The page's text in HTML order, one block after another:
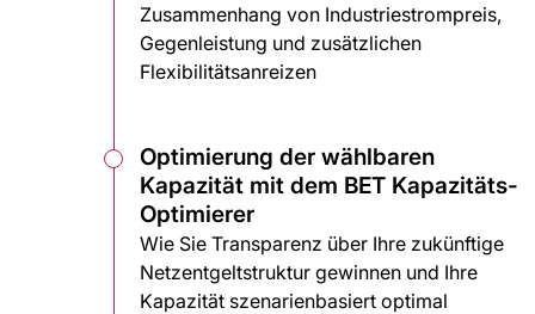
Zusammenhang von Industriestrompreis,
Gegenleistung und zusätzlichen
Flexibilitätsanreizen
Optimierung der wählbaren
Kapazität mit dem BET Kapazitäts-
Optimierer
Wie Sie Transparenz über Ihre zukünftige
Netzentgeltstruktur gewinnen und Ihre
Kapazität szenarienbasiert optimal